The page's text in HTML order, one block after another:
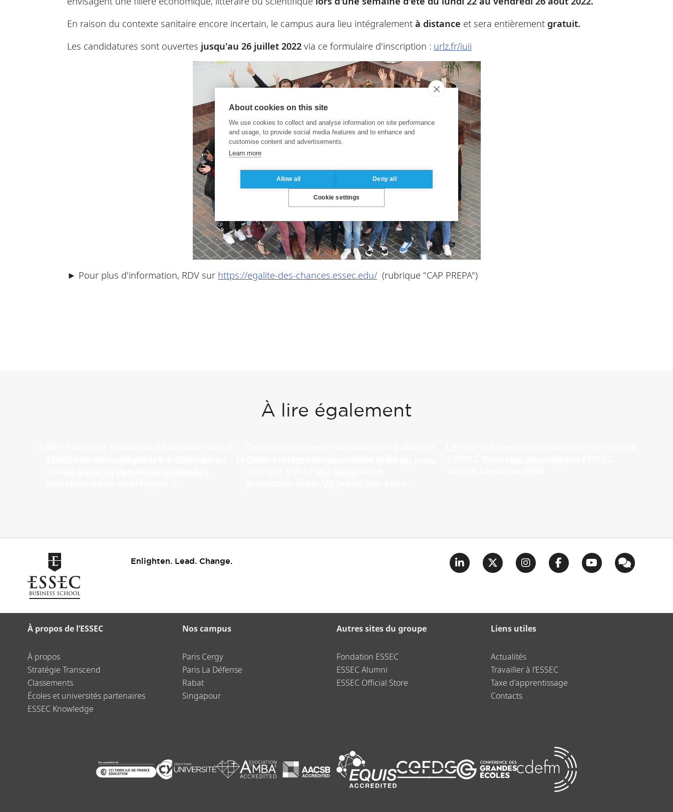
En raison du contexte sanitaire encore incertain, le campus aura lieu intégralementà distance et sera entièrement gratuit.
Les candidatures sont ouvertes jusqu'au 26 juillet 2022 via ce formulaire d'inscription : urlz.fr/iuii
► Pour plus d'information, RDV sur https://egalite-des-chances.essec.edu/ (rubrique "CAP PREPA")
À lire également
Enlighten. Lead. Change.
À propos de l’ESSEC
À propos
Stratégie Transcend
Classements
Écoles et universités partenaires
ESSEC Knowledge
Nos campus
Paris Cergy
Paris La Défense
Rabat
Singapour
Autres sites du groupe
Fondation ESSEC
ESSEC Alumni
ESSEC Official Store
Liens utiles
Actualités
Travailler à l’ESSEC
Taxe d'apprentissage
Contacts
About cookies on this site
We use cookies to collect and analyse information on site performance
and usage, to provide social media features and to enhance and
customise content and advertisements.
Learn more
Allow all Deny all
Cookie settings